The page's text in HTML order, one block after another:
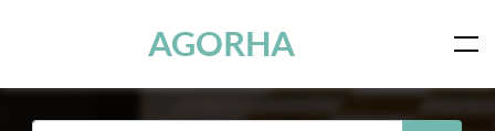
AGORHA